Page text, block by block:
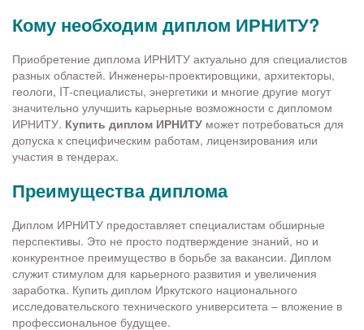
Кому необходим диплом ИРНИТУ?
Приобретение диплома ИРНИТУ актуально для специалистов
разных областей. Инженеры-проектировщики, архитекторы,
геологи, IT-специалисты, энергетики и многие другие могут
значительно улучшить карьерные возможности с дипломом
ИРНИТУ. Купить диплом ИРНИТУ может потребоваться для
допуска к специфическим работам, лицензирования или
участия в тендерах.
Преимущества диплома
Диплом ИРНИТУ предоставляет специалистам обширные
перспективы. Это не просто подтверждение знаний, но и
конкурентное преимущество в борьбе за вакансии. Диплом
служит стимулом для карьерного развития и увеличения
заработка. Купить диплом Иркутского национального
исследовательского технического университета – вложение в
профессиональное будущее.